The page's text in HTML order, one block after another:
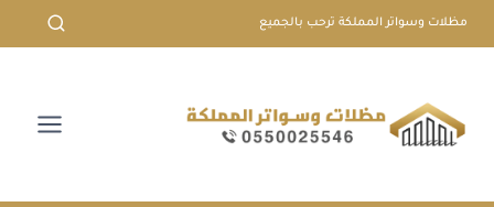
التجاوز
إلى
مظلات وسواتر المملكة ترحب بالجميع